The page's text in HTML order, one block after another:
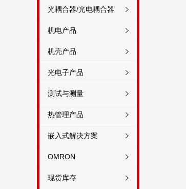
光耦合器/光电耦合器
机电产品
机壳产品
光电子产品
测试与测量
热管理产品
嵌入式解决方案
OMRON
现货库存